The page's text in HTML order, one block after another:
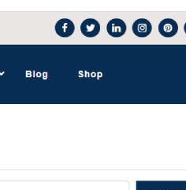
Xem thửTải về
Đây là một theme con của
Phiên bản WordPress